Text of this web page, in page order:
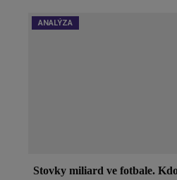
ANALÝZA
Stovky miliard ve fotbale.